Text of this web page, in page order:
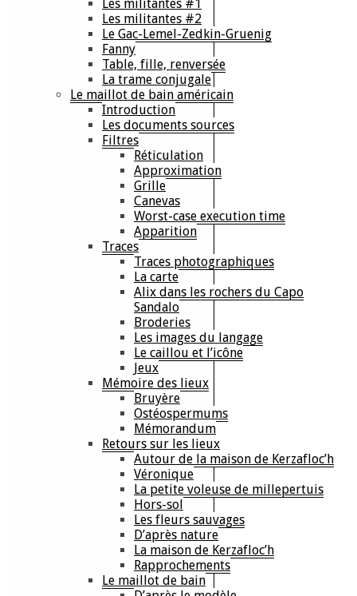
Les militantes #1
Les militantes #2
Le Gac-Lemel-Zedkin-Gruenig
Fanny
Table, fille, renversée
La trame conjugale
Le maillot de bain américain
Introduction
Les documents sources
Filtres
Réticulation
Approximation
Grille
Canevas
Worst-case execution time
Apparition
Traces
Traces photographiques
La carte
Alix dans les rochers du Capo
Sandalo
Broderies
Les images du langage
Le caillou et l’icône
Jeux
Mémoire des lieux
Bruyère
Ostéospermums
Mémorandum
Retours sur les lieux
Autour de la maison de Kerzafloc’h
Véronique
La petite voleuse de millepertuis
Hors-sol
Les fleurs sauvages
D’après nature
La maison de Kerzafloc’h
Rapprochements
Le maillot de bain